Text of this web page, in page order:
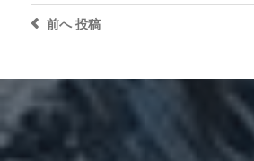
前へ投稿